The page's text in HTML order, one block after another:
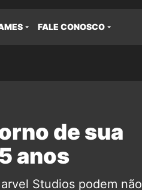
FALE CONOSCO
de sua
anos
Studios podem não